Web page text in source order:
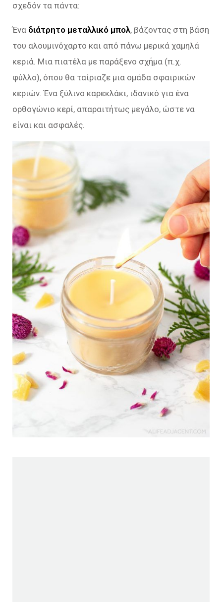
σχεδόν τα πάντα:
Ένα διάτρητο μεταλλικό μπολ, βάζοντας στη βάση
του αλουμινόχαρτο και από πάνω μερικά χαμηλά
κεριά. Μια πιατέλα με παράξενο σχήμα (π.χ.
φύλλο), όπου θα ταίριαζε μια ομάδα σφαιρικών
κεριών. Ένα ξύλινο καρεκλάκι, ιδανικό για ένα
ορθογώνιο κερί, απαραιτήτως μεγάλο, ώστε να
είναι και ασφαλές.